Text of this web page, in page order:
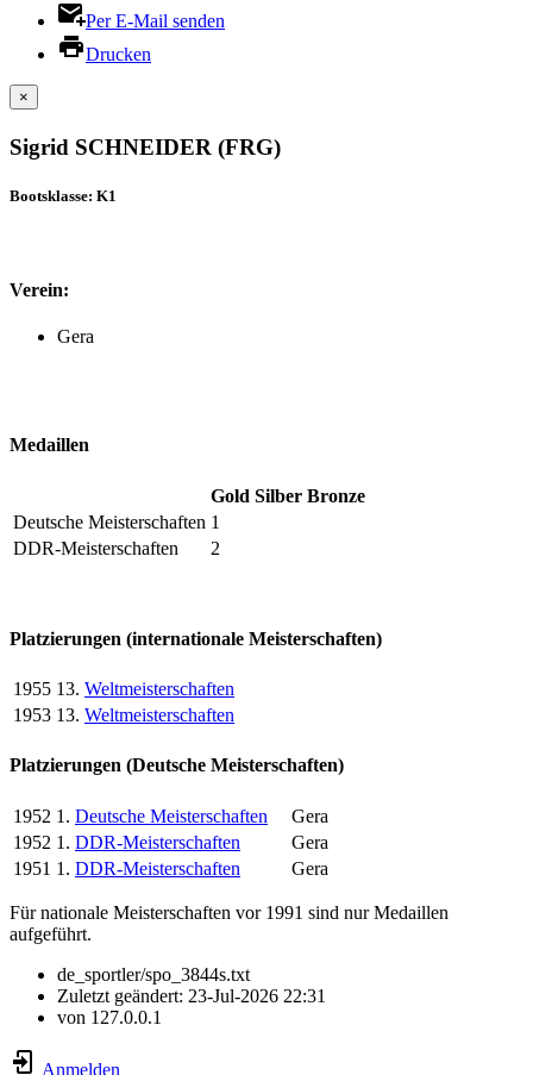
Per E-Mail senden
Drucken
×
Sigrid SCHNEIDER (FRG)
Bootsklasse: K1
Verein:
Gera
Medaillen
Gold Silber Bronze
Deutsche Meisterschaften 1
DDR-Meisterschaften
2
Platzierungen (internationale Meisterschaften)
1955 13. Weltmeisterschaften
1953 13. Weltmeisterschaften
Platzierungen (Deutsche Meisterschaften)
1952 1. Deutsche Meisterschaften
Gera
1952 1. DDR-Meisterschaften
Gera
1951 1. DDR-Meisterschaften Gera
Für nationale Meisterschaften vor 1991 sind nur Medaillen
aufgeführt.
de_sportler/spo_3844s.txt
Zuletzt geändert: 23-Jul-2026 22:31
von 127.0.0.1
Anmelden